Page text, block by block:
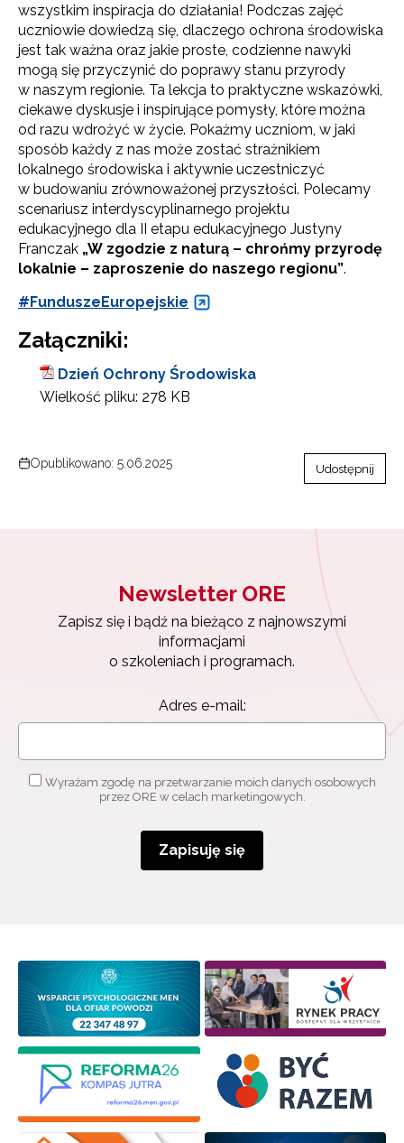
wszystkim inspiracja do działania! Podczas zajęć
uczniowie dowiedzą się, dlaczego ochrona środowiska
jest tak ważna oraz jakie proste, codzienne nawyki
mogą się przyczynić do poprawy stanu przyrody
w naszym regionie. Ta lekcja to praktyczne wskazówki,
ciekawe dyskusje i inspirujące pomysły, które można
od razu wdrożyć w życie. Pokażmy uczniom, w jaki
sposób każdy z nas może zostać strażnikiem
lokalnego środowiska i aktywnie uczestniczyć
w budowaniu zrównoważonej przyszłości. Polecamy
scenariusz interdyscyplinarnego projektu
edukacyjnego dla II etapu edukacyjnego Justyny
Franczak „W zgodzie z naturą – chrońmy przyrodę
lokalnie – zaproszenie do naszego regionu”.
#FunduszeEuropejskie
Załączniki:
Dzień Ochrony Środowiska
Wielkość pliku: 278 KB
Opublikowano: 5.06.2025 Udostępnij
Newsletter ORE
Zapisz się i bądź na bieżąco z najnowszymi
informacjami
o szkoleniach i programach.
Adres e-mail:
Wyrażam zgodę na przetwarzanie moich danych osobowych
przez ORE w celach marketingowych.
Zapisuję się